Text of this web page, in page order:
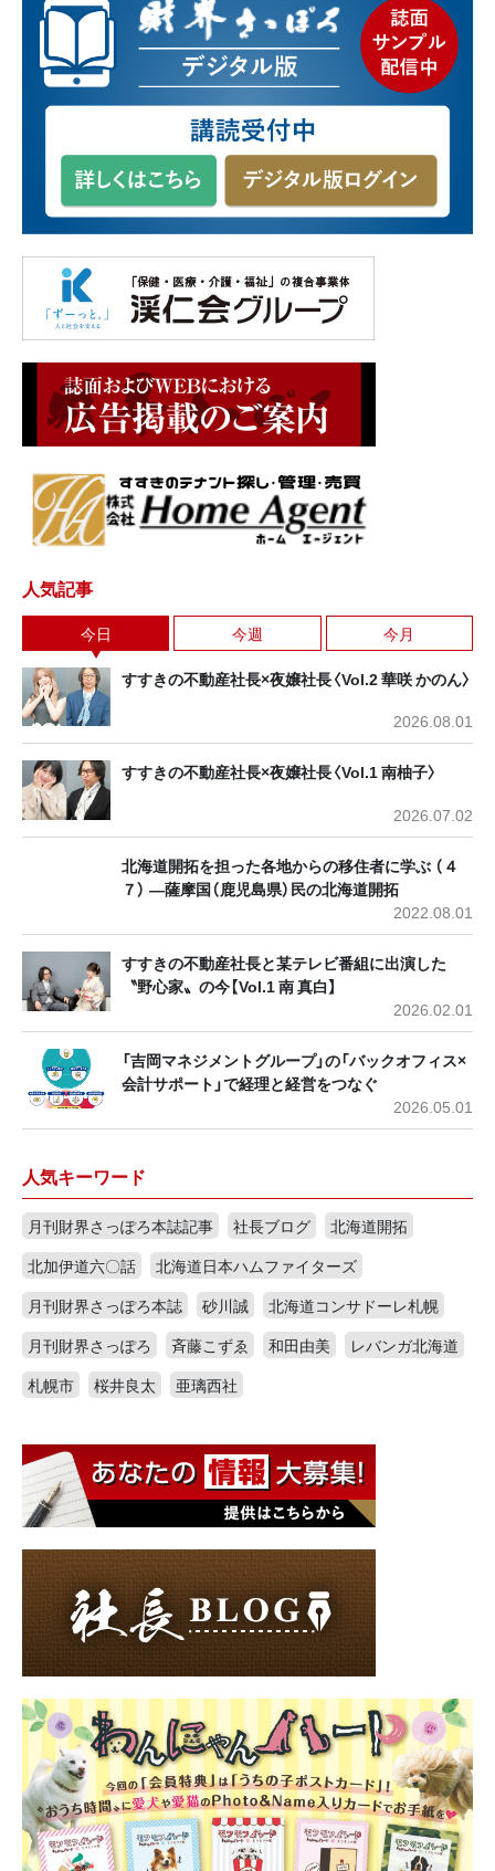
人気記事
今日 今週 今月
すすきの不動産社長×夜嬢社長〈Vol.2 華咲 かのん〉
2026.08.01
すすきの不動産社長×夜嬢社長〈Vol.1 南柚子〉
2026.07.02
北海道開拓を担った各地からの移住者に学ぶ （４
７） ―薩摩国（鹿児島県）民の北海道開拓
2022.08.01
すすきの不動産社長と某テレビ番組に出演した
〝野心家〟の今【Vol.1 南 真白】
2026.02.01
「吉岡マネジメントグループ」の「バックオフィス×
会計サポート」で経理と経営をつなぐ
2026.05.01
人気キーワード
月刊財界さっぽろ本誌記事 社長ブログ
北海道開拓
北加伊道六〇話
北海道日本ハムファイターズ
月刊財界さっぽろ本誌
砂川誠
北海道コンサドーレ札幌
月刊財界さっぽろ
斉藤こずゑ 和田由美
レバンガ北海道
札幌市
桜井良太 亜璃西社